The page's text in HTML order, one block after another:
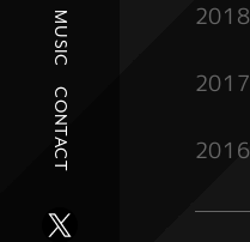
MUSIC
CONTACT
2018
2017
2016